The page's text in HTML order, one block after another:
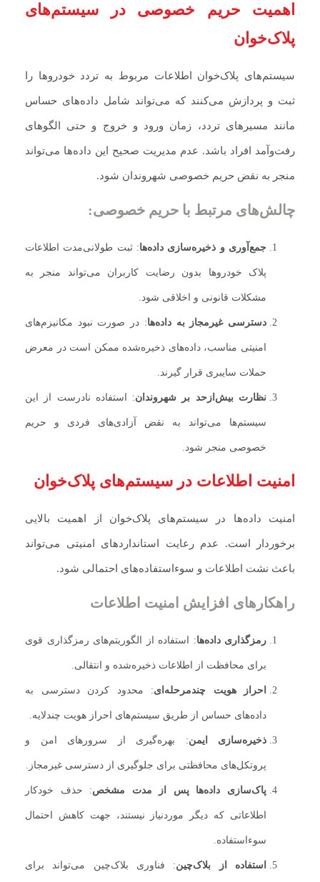
اهمیت حریم خصوصی در سیستم‌های
پلاک‌خوان
سیستم‌های پلاک‌خوان اطلاعات مربوط به تردد خودروها را
ثبت و پردازش می‌کنند که می‌تواند شامل داده‌های حساس
مانند مسیرهای تردد، زمان ورود و خروج و حتی الگوهای
رفت‌وآمد افراد باشد. عدم مدیریت صحیح این داده‌ها می‌تواند
منجر به نقض حریم خصوصی شهروندان شود.
چالش‌های مرتبط با حریم خصوصی:
جمع‌آوری و ذخیره‌سازی داده‌ها: ثبت طولانی‌مدت اطلاعات
پلاک خودروها بدون رضایت کاربران می‌تواند منجر به
مشکلات قانونی و اخلاقی شود.
دسترسی غیرمجاز به داده‌ها: در صورت نبود مکانیزم‌های
امنیتی مناسب، داده‌های ذخیره‌شده ممکن است در معرض
حملات سایبری قرار گیرند.
نظارت بیش‌ازحد بر شهروندان: استفاده نادرست از این
سیستم‌ها می‌تواند به نقض آزادی‌های فردی و حریم
خصوصی منجر شود.
امنیت اطلاعات در سیستم‌های پلاک‌خوان
امنیت داده‌ها در سیستم‌های پلاک‌خوان از اهمیت بالایی
برخوردار است. عدم رعایت استانداردهای امنیتی می‌تواند
باعث نشت اطلاعات و سوءاستفاده‌های احتمالی شود.
راهکارهای افزایش امنیت اطلاعات
رمزگذاری داده‌ها: استفاده از الگوریتم‌های رمزگذاری قوی
برای محافظت از اطلاعات ذخیره‌شده و انتقالی.
احراز هویت چندمرحله‌ای: محدود کردن دسترسی به
داده‌های حساس از طریق سیستم‌های احراز هویت چندلایه.
ذخیره‌سازی ایمن: بهره‌گیری از سرورهای امن و
پروتکل‌های محافظتی برای جلوگیری از دسترسی غیرمجاز.
پاک‌سازی داده‌ها پس از مدت مشخص: حذف خودکار
اطلاعاتی که دیگر موردنیاز نیستند، جهت کاهش احتمال
سوءاستفاده.
استفاده از بلاک‌چین: فناوری بلاک‌چین می‌تواند برای